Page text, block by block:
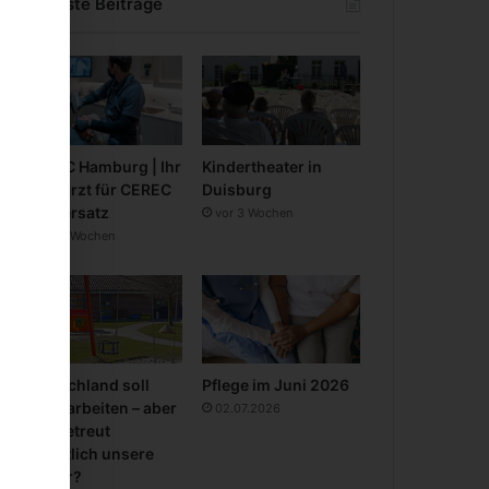
CEREC Hamburg | Ihr
Zahnarzt für CEREC
Zahnersatz
vor 3 Wochen
Kindertheater in
Duisburg
vor 3 Wochen
Deutschland soll
mehr arbeiten – aber
wer betreut
eigentlich unsere
Kinder?
Pflege im Juni 2026
02.07.2026